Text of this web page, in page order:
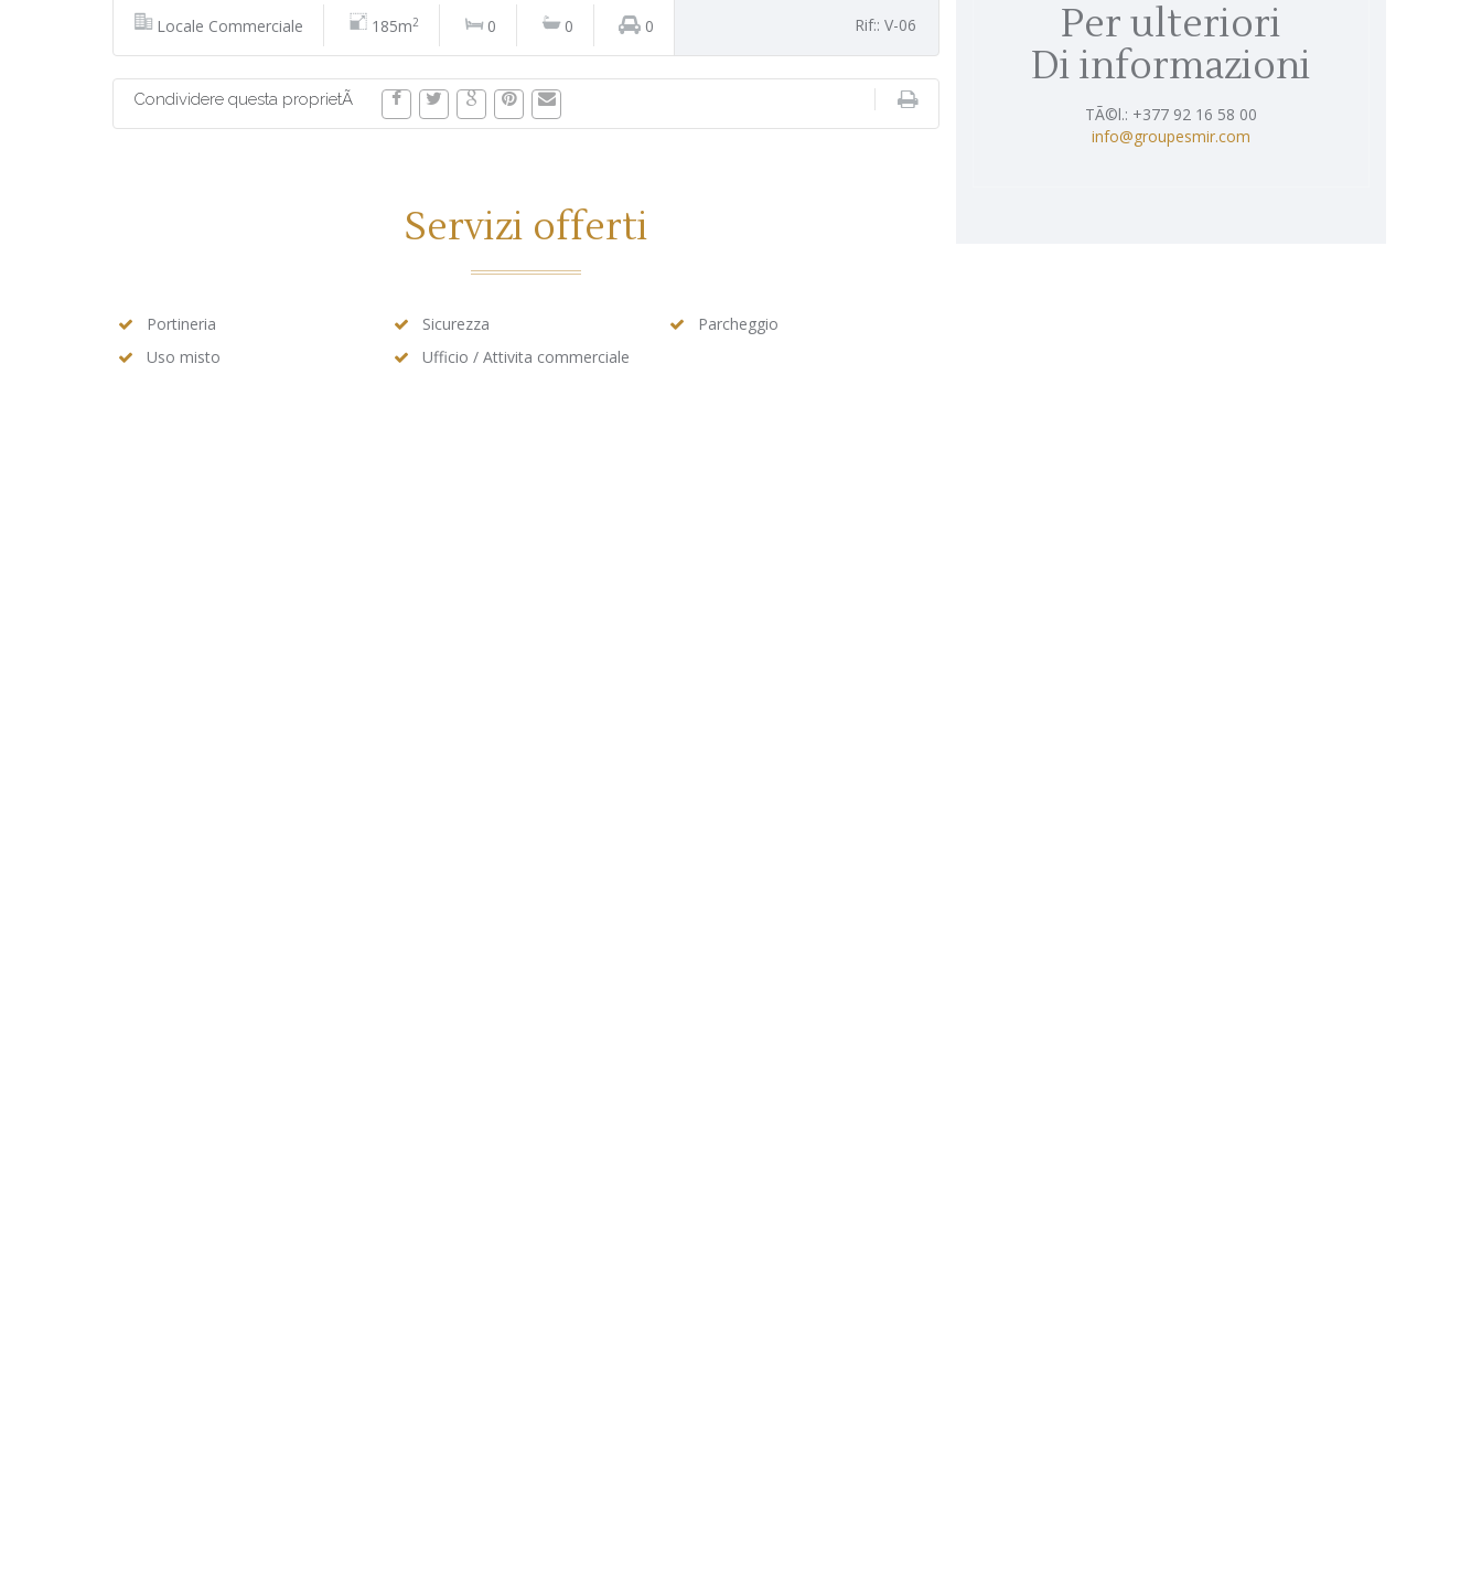
Locale Commerciale 185m2 0 0 0 Rif:: V-06
Condividere questa proprietÃ
Servizi offerti
Portineria
Uso misto
Sicurezza
Ufficio / Attivita commerciale
Parcheggio
Per ulteriori
Di informazioni
TÃ©l.: +377 92 16 58 00
info@groupesmir.com